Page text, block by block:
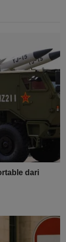
dari